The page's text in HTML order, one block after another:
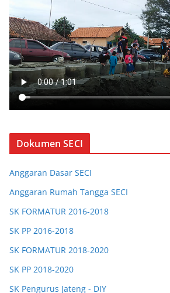
Dokumen SECI
Anggaran Dasar SECI
Anggaran Rumah Tangga SECI
SK FORMATUR 2016-2018
SK PP 2016-2018
SK FORMATUR 2018-2020
SK PP 2018-2020
SK Pengurus Jateng - DIY